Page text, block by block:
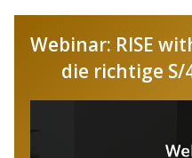
Webinar: RISE
die richtige S/